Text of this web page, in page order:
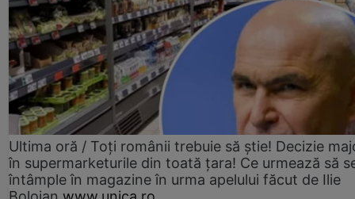
Ultima oră / Toți românii trebuie să știe! Decizie
în supermarketurile din toată țara! Ce urmează să
întâmple în magazine în urma apelului făcut de Ilie